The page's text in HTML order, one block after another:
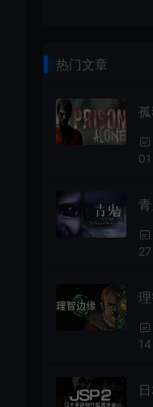
热门文章
01
27
14